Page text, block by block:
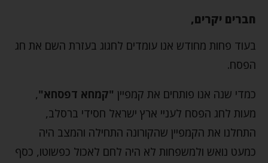
חברים יקרים,
בעוד פחות מחודש אנו עומדים לחגוג בעזרת השם את חג
הפסח.
כמדי שנה אנו פותחים את קמפיין "קמחא דפסחא",
מעות לחג הפסח לעניי ארץ ישראל חסידי ברסלב,
התחלנו את הקמפיין שהקורונה התחילה והמצב היה
כמעט נואש ולמשפחות לא היה לחם לאכול כפשוטו, כסף